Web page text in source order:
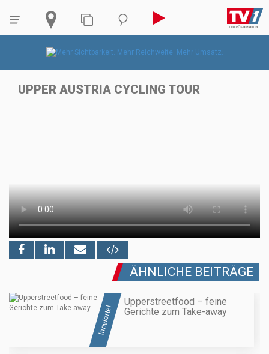
UPPER AUSTRIA CYCLING TOUR
ÄHNLICHE BEITRÄGE
Innviertel
Upperstreetfood – feine
Gerichte zum Take-away